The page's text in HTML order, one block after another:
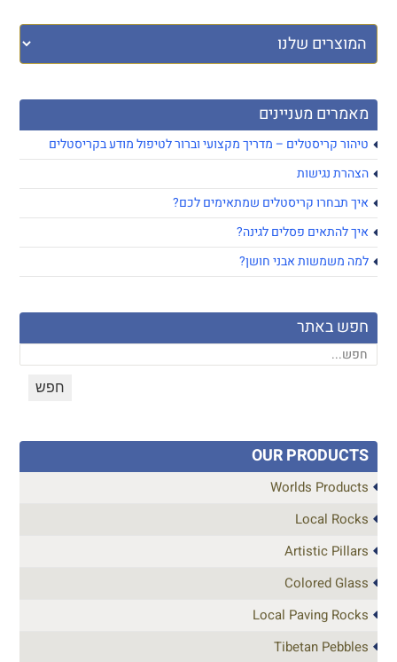
מאמרים מעניינים
טיהור קריסטלים – מדריך מקצועי וברור לטיפול מודע בקריסטלים
הצהרת נגישות
איך תבחרו קריסטלים שמתאימים לכם?
איך להתאים פסלים לגינה?
למה משמשות אבני חושן?
חפש באתר
OUR PRODUCTS
Worlds Products
Local Rocks
Artistic Pillars
Colored Glass
Local Paving Rocks
Tibetan Pebbles